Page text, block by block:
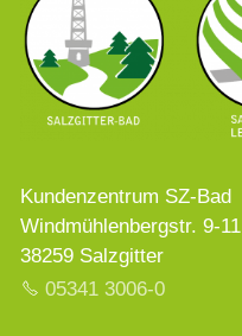
Kundenzentrum SZ-Bad
Windmühlenbergstr. 9-11
38259 Salzgitter
05341 3006-0